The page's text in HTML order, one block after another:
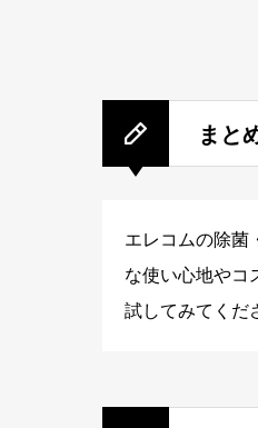
まと
エレコムの除菌
な使い心地やコ
試してみてくだ